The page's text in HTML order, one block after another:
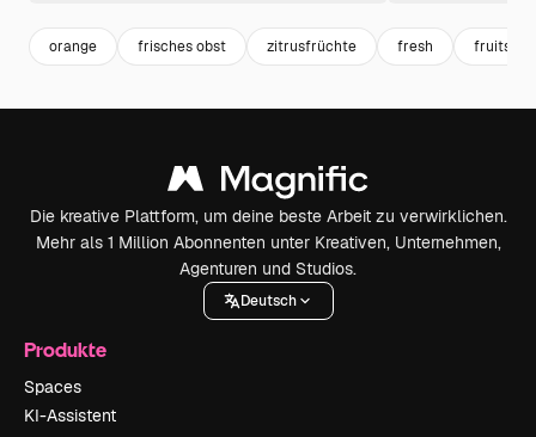
orange frisches obst zitrusfrüchte fresh fruits
Die kreative Plattform, um deine beste Arbeit zu verwirklichen.
Mehr als 1 Million Abonnenten unter Kreativen, Unternehmen,
Agenturen und Studios.
Deutsch
Produkte
Spaces
KI-Assistent